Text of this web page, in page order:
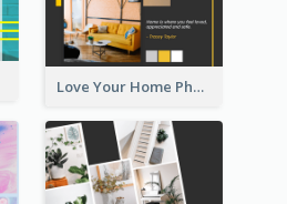
Love Your Home Photo Collage